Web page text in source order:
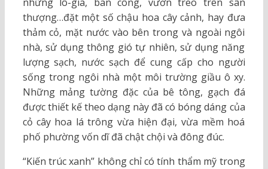
thượng…đặt một số chậu hoa cây cảnh, hay đưa
thảm cỏ, mặt nước vào bên trong và ngoài ngôi
nhà, sử dụng thông gió tự nhiên, sử dụng năng
lượng sạch, nước sạch để cung cấp cho người
sống trong ngôi nhà một môi trường giầu ô xy.
Những mảng tường đặc của bê tông, gạch đá
được thiết kế theo dạng này đã có bóng dáng của
cỏ cây hoa lá trông vừa hiện đại, vừa mềm hoá
phố phường vốn dĩ đã chật chội và đông đúc.
“Kiến trúc xanh” không chỉ có tính thẩm mỹ trong